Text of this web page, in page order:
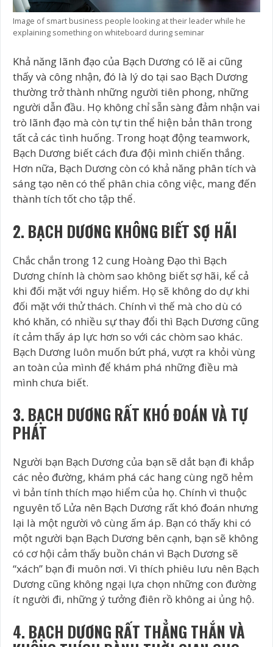
Image of smart business people looking at their leader while he
explaining something on whiteboard during seminar
Khả năng lãnh đạo của Bạch Dương có lẽ ai cũng
thấy và công nhận, đó là lý do tại sao Bạch Dương
thường trở thành những người tiên phong, những
người dẫn đầu. Họ không chỉ sẵn sàng đảm nhận vai
trò lãnh đạo mà còn tự tin thể hiện bản thân trong
tất cả các tình huống. Trong hoạt động teamwork,
Bạch Dương biết cách đưa đội mình chiến thắng.
Hơn nữa, Bạch Dương còn có khả năng phân tích và
sáng tạo nên có thể phân chia công việc, mang đến
thành tích tốt cho tập thể.
2. BẠCH DƯƠNG KHÔNG BIẾT SỢ HÃI
Chắc chắn trong 12 cung Hoàng Đạo thì Bạch
Dương chính là chòm sao không biết sợ hãi, kể cả
khi đối mặt với nguy hiểm. Họ sẽ không do dự khi
đối mặt với thử thách. Chính vì thế mà cho dù có
khó khăn, có nhiều sự thay đổi thì Bạch Dương cũng
ít cảm thấy áp lực hơn so với các chòm sao khác.
Bạch Dương luôn muốn bứt phá, vượt ra khỏi vùng
an toàn của mình để khám phá những điều mà
mình chưa biết.
3. BẠCH DƯƠNG RẤT KHÓ ĐOÁN VÀ TỰ
PHÁT
Người bạn Bạch Dương của bạn sẽ dắt bạn đi khắp
các nẻo đường, khám phá các hang cùng ngõ hẻm
vì bản tính thích mạo hiểm của họ. Chính vì thuộc
nguyên tố Lửa nên Bạch Dương rất khó đoán nhưng
lại là một người vô cùng ấm áp. Bạn có thấy khi có
một người bạn Bạch Dương bên cạnh, bạn sẽ không
có cơ hội cảm thấy buồn chán vì Bạch Dương sẽ
“xách” bạn đi muôn nơi. Vì thích phiêu lưu nên Bạch
Dương cũng không ngại lựa chọn những con đường
ít người đi, những ý tưởng điên rồ không ai ủng hộ.
4. BẠCH DƯƠNG RẤT THẲNG THẮN VÀ